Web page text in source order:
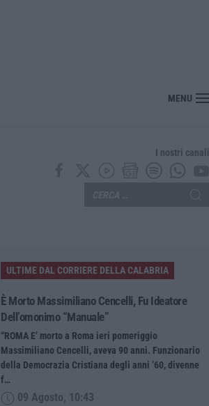
MENU
I nostri canali
ULTIME DAL CORRIERE DELLA CALABRIA
È Morto Massimiliano Cencelli, Fu Ideatore
Dell’omonimo “manuale”
“ROMA E’ morto a Roma ieri pomeriggio
Massimiliano Cencelli, aveva 90 anni. Funzionario
della Democrazia Cristiana degli anni ’60, divenne
f…
09 Agosto, 10:43